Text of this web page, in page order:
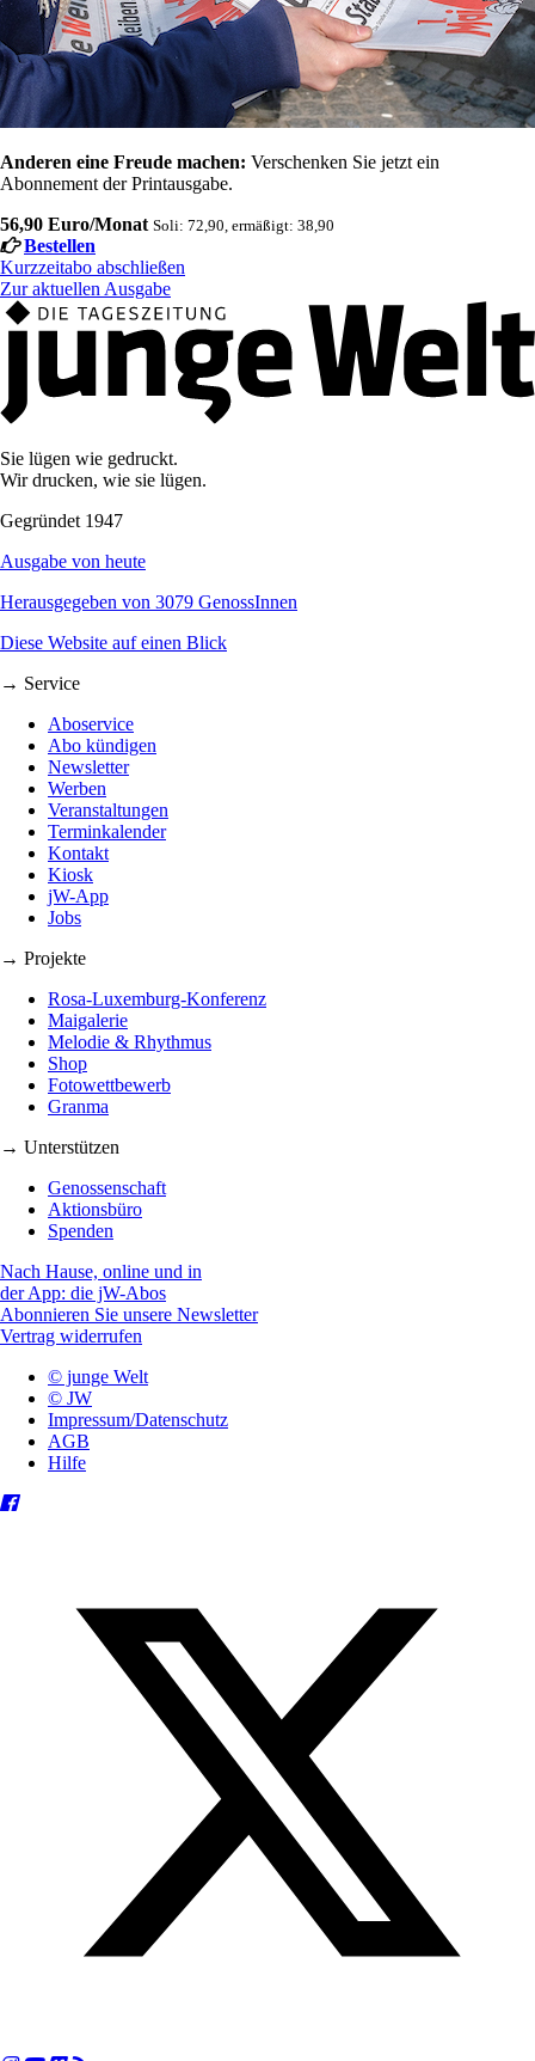
Anderen eine Freude machen: Verschenken Sie jetzt ein
Abonnement der Printausgabe.
56,90 Euro/Monat Soli: 72,90, ermäßigt: 38,90
Bestellen
Kurzzeitabo abschließen
Zur aktuellen Ausgabe
Sie lügen wie gedruckt.
Wir drucken, wie sie lügen.
Gegründet 1947
Ausgabe von heute
Herausgegeben von 3079 GenossInnen
Diese Website auf einen Blick
→ Service
Aboservice
Abo kündigen
Newsletter
Werben
Veranstaltungen
Terminkalender
Kontakt
Kiosk
jW-App
Jobs
→ Projekte
Rosa-Luxemburg-Konferenz
Maigalerie
Melodie & Rhythmus
Shop
Fotowettbewerb
Granma
→ Unterstützen
Genossenschaft
Aktionsbüro
Spenden
Nach Hause, online und in
der App: die jW-Abos
Abonnieren Sie unsere Newsletter
Vertrag widerrufen
© junge Welt
© JW
Impressum/Datenschutz
AGB
Hilfe